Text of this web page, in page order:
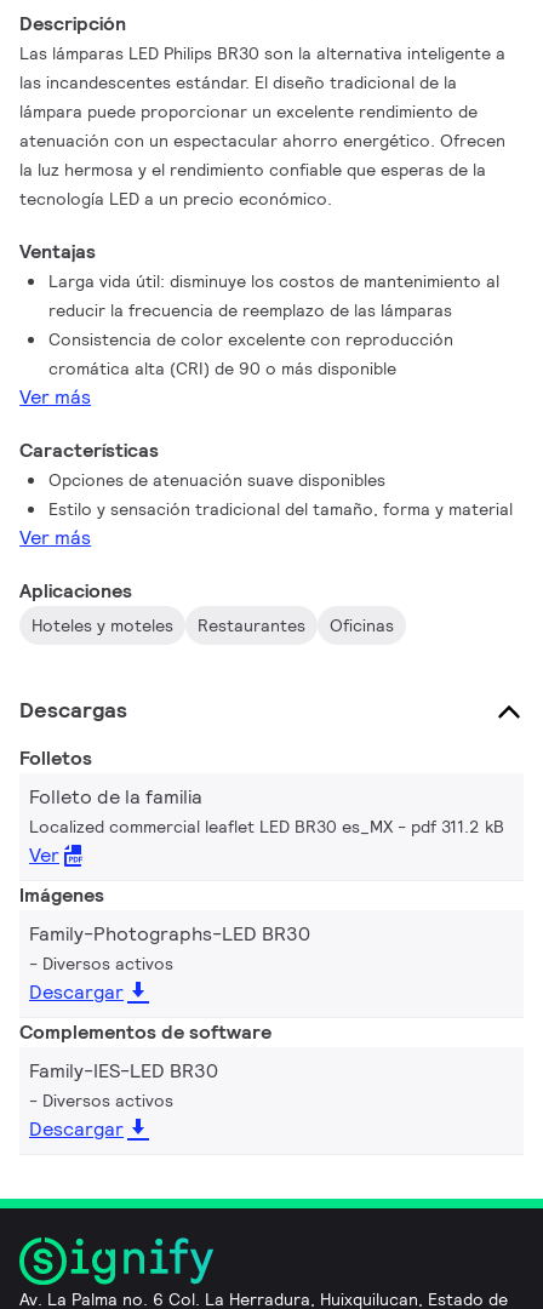
Descripción
Las lámparas LED Philips BR30 son la alternativa inteligente a
las incandescentes estándar. El diseño tradicional de la
lámpara puede proporcionar un excelente rendimiento de
atenuación con un espectacular ahorro energético. Ofrecen
la luz hermosa y el rendimiento confiable que esperas de la
tecnología LED a un precio económico.
Ventajas
Larga vida útil: disminuye los costos de mantenimiento al
reducir la frecuencia de reemplazo de las lámparas
Consistencia de color excelente con reproducción
cromática alta (CRI) de 90 o más disponible
Ver más
Características
Opciones de atenuación suave disponibles
Estilo y sensación tradicional del tamaño, forma y material
Ver más
Aplicaciones
Hoteles y moteles Restaurantes Oficinas
Descargas
Folletos
Folleto de la familia
Localized commercial leaflet LED BR30 es_MX pdf 311.2 kB
Ver
Imágenes
Family-Photographs-LED BR30
Diversos activos
Descargar
Complementos de software
Family-IES-LED BR30
Diversos activos
Descargar
Av. La Palma no. 6 Col. La Herradura, Huixquilucan, Estado de